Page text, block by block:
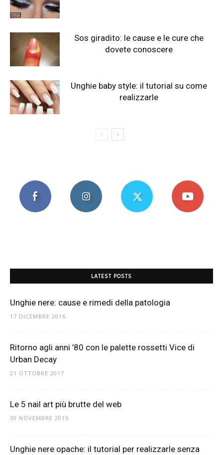
Sos giradito: le cause e le cure che
dovete conoscere
Unghie baby style: il tutorial su come
realizzarle
LATEST POSTS
Unghie nere: cause e rimedi della patologia
17 DICEMBRE 2016
Ritorno agli anni ’80 con le palette rossetti Vice di
Urban Decay
21 OTTOBRE 2017
Le 5 nail art più brutte del web
30 NOVEMBRE 2016
Unghie nere opache: il tutorial per realizzarle senza